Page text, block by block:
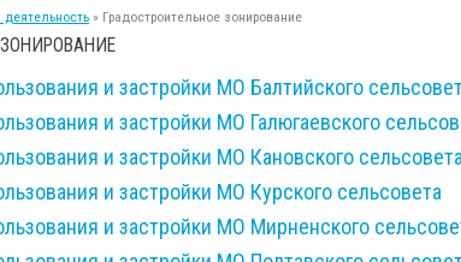
деятельность » Градостроительное зонирование
и застройки МО Балтийского
и застройки МО Галюгаевского
и застройки МО Кановского сельсовета
и застройки МО Курского сельсовета
и застройки МО Мирненского